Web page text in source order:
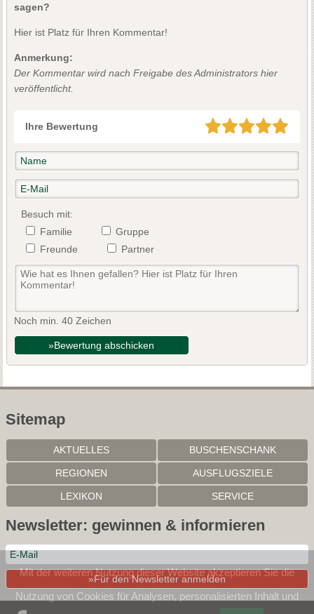
sagen?
Hier ist Platz für Ihren Kommentar!
Anmerkung:
Der Kommentar wird nach Freigabe des Administrators hier
veröffentlicht.
Ihre Bewertung
Besuch mit:
Familie
Gruppe
Freunde
Partner
Noch min. 40 Zeichen
»Bewertung abschicken
Sitemap
AKTUELLES BUSCHENSCHANK
REGIONEN AUSFLUGSZIELE
LEXIKON SERVICE
Newsletter: gewinnen & informieren
»Für den Newsletter anmelden
Mit der weiteren Nutzung dieser Website akzeptieren Sie die
Nutzung von Cookies für Analysen, personalisierten Inhalt und